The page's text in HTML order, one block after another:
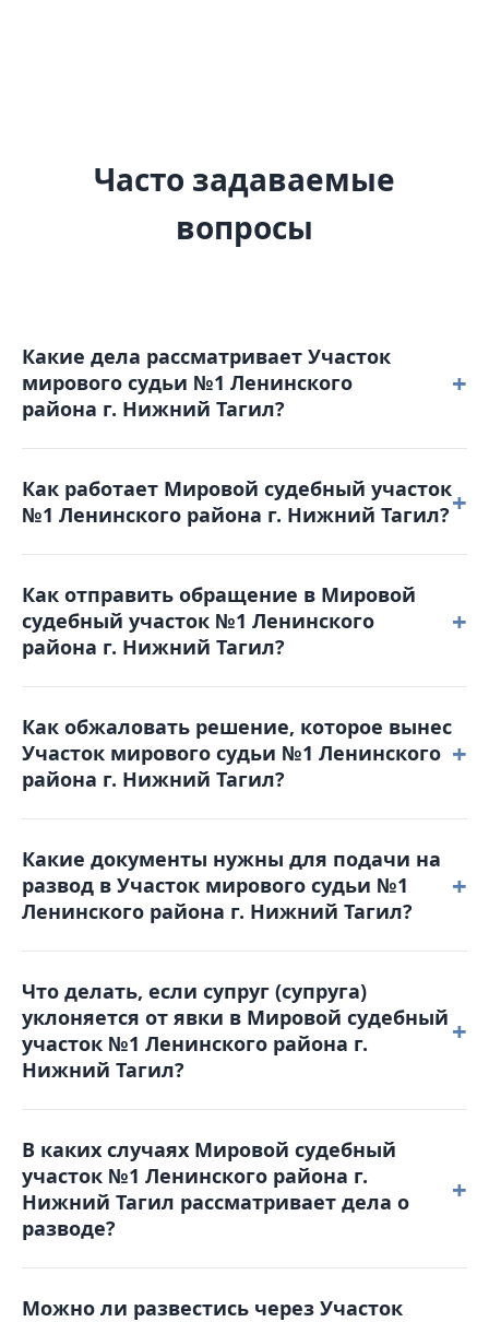
Часто задаваемые
вопросы
Какие дела рассматривает Участок
мирового судьи №1 Ленинского
района г. Нижний Тагил?
+
дела небольшой тяжести, гражданские споры с
ценой иска до 50 000 рублей, дела о расторжении
брака без спора о детях, административные
судебных приказов.
Как работает Мировой судебный участок
№1 Ленинского района г. Нижний Тагил?+
00 пятница: с 9-00 до 17-00. Обеденный перерыв с
13-00 до 13-48. Выходные дни: суббота,
воскресенье и праздничные дни. График приема
граждан: понедельник - четверг: с 9-00 до 18-00
пятница: с 9-00 до 17-00.
Как отправить обращение в Мировой
судебный участок №1 Ленинского
района г. Нижний Тагил?
+
для получения справочной информации или
отправить письмо на электронную почту:
1lenr@dms66.ru или воспользоваться порталом
Online-Sud.ru.
Как обжаловать решение, которое вынес
Участок мирового судьи №1 Ленинского
района г. Нижний Тагил?
+
апелляционную жалобу в Ленинский районный суд
в течение месяца с момента вынесения решения.
Жалоба подается в Мировой судебный участок №1
Ленинского района г. Нижний Тагил, который и
рассматривал дело.
Какие документы нужны для подачи на
развод в Участок мирового судьи №1
Ленинского района г. Нижний Тагил?
+
свидетельство о браке, квитанция об оплате
госпошлины, свидетельства о рождении детей
(если они есть), а также соглашение о детях (при
наличии несовершеннолетних детей).
Что делать, если супруг (супруга)
уклоняется от явки в Мировой судебный
участок №1 Ленинского района г.
Нижний Тагил?
+
отсутствие уклоняющейся стороны. Однако
рекомендуется заранее уведомить суд о причинах
неявки и предоставить соответствующие
доказательства (например, больничный лист).
В каких случаях Мировой судебный
участок №1 Ленинского района г.
Нижний Тагил рассматривает дела о
разводе?
+
Нижний Тагил принимает заявления о
Можно ли развестись через Участок